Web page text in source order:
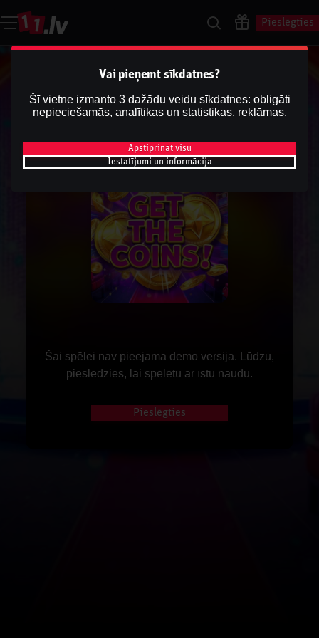
Pieslēgties
Šai spēlei nav pieejama demo versija. Lūdzu,
pieslēdzies, lai spēlētu ar īstu naudu.
Pieslēgties
Vai pieņemt sīkdatnes?
Šī vietne izmanto 3 dažādu veidu sīkdatnes: obligāti
nepieciešamās, analītikas un statistikas, reklāmas.
Apstiprināt visu
Iestatījumi un informācija